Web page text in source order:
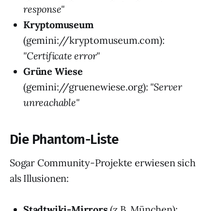
response"
Kryptomuseum
(gemini://kryptomuseum.com):
"Certificate error"
Grüne Wiese
(gemini://gruenewiese.org): "Server
unreachable"
Die Phantom-Liste
Sogar Community-Projekte erwiesen sich
als Illusionen: